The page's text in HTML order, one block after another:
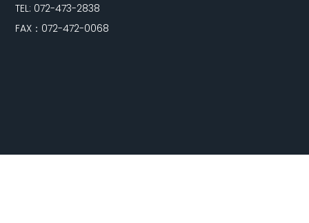
TEL: 072-473-2838
FAX：072-472-0068